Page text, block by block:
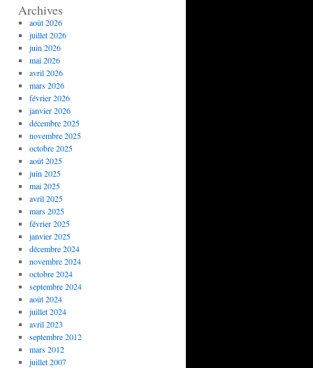
Archives
août 2026
juillet 2026
juin 2026
mai 2026
avril 2026
mars 2026
février 2026
janvier 2026
décembre 2025
novembre 2025
octobre 2025
août 2025
juin 2025
mai 2025
avril 2025
mars 2025
février 2025
janvier 2025
décembre 2024
novembre 2024
octobre 2024
septembre 2024
août 2024
juillet 2024
avril 2023
septembre 2012
mars 2012
juillet 2007